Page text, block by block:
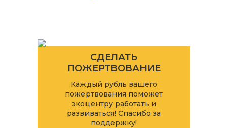
СДЕЛАТЬ
ПОЖЕРТВОВАНИЕ
Каждый рубль вашего
пожертвования поможет
экоцентру работать и
развиваться! Спасибо за
поддержку!